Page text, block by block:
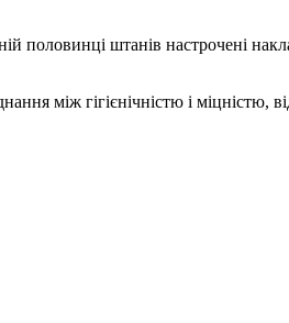
половинці штанів настрочені
між гігієнічністю і міцністю,